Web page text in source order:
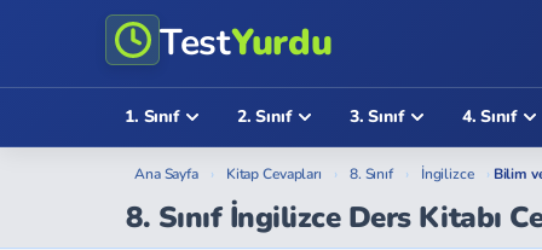
TestYurdu
1. Sınıf 2. Sınıf 3. Sınıf 4. Sınıf
Ana Sayfa › Kitap Cevapları › 8. Sınıf › İngilizce › Bilim
8. Sınıf İngilizce Ders Kitabı